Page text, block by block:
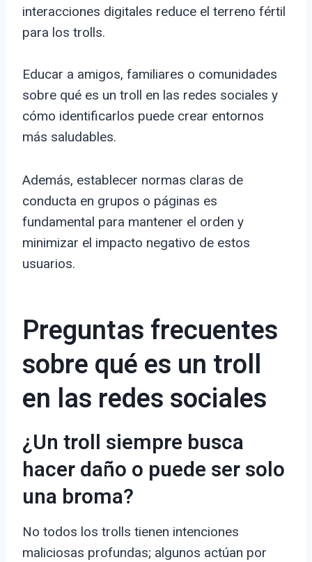
interacciones digitales reduce el terreno fértil
para los trolls.
Educar a amigos, familiares o comunidades
sobre qué es un troll en las redes sociales y
cómo identificarlos puede crear entornos
más saludables.
Además, establecer normas claras de
conducta en grupos o páginas es
fundamental para mantener el orden y
minimizar el impacto negativo de estos
usuarios.
Preguntas frecuentes
sobre qué es un troll
en las redes sociales
¿Un troll siempre busca
hacer daño o puede ser solo
una broma?
No todos los trolls tienen intenciones
maliciosas profundas; algunos actúan por